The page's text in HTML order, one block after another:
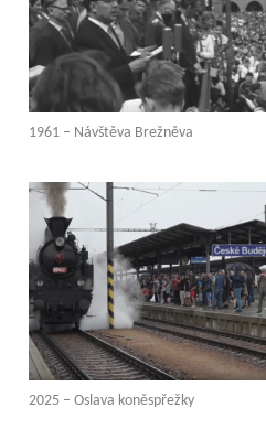
1961 – Návštěva Brežněva
2025 – Oslava koněspřežky